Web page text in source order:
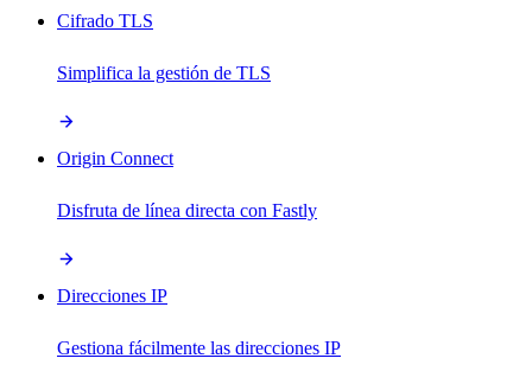
Cifrado TLS
Simplifica la gestión de TLS
Origin Connect
Disfruta de línea directa con Fastly
Direcciones IP
Gestiona fácilmente las direcciones IP